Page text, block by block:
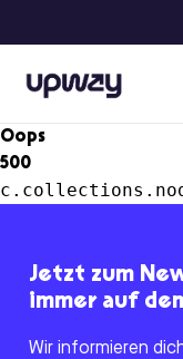
Upway
Oops
500
Jetzt zum
immer auf
Wir informieren